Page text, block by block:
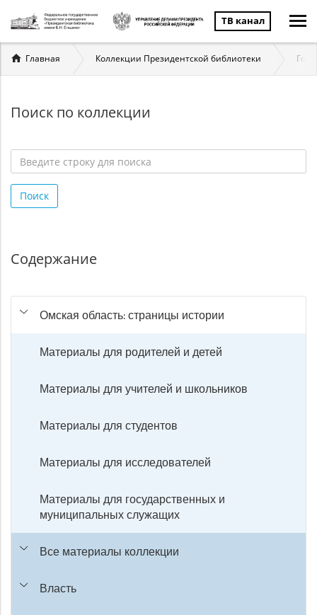
ТВ канал
Вы
здесь
Главная Коллекции Президентской библиотеки
Поиск по коллекции
строку
для
Поиск
Содержание
Омская область: страницы истории
Материалы для родителей и детей
Материалы для учителей и школьников
Материалы для студентов
Материалы для исследователей
Материалы для государственных и
муниципальных служащих
Все материалы коллекции
Власть